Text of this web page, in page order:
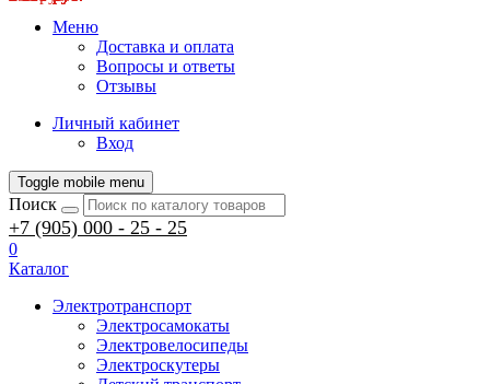
Меню
Доставка и оплата
Вопросы и ответы
Отзывы
Личный кабинет
Вход
Toggle mobile menu
Поиск
+7 (905) 000 - 25 - 25
0
Каталог
Электротранспорт
Электросамокаты
Электровелосипеды
Электроскутеры